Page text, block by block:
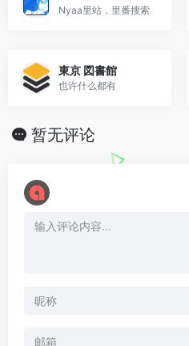
Nyaa里站，里番搜索
東京 図書館
也许什么都有
暂无评论